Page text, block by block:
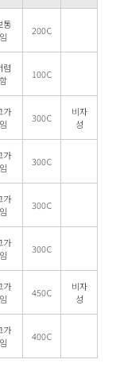
통
임
200C
렴
함
100C
가
임
300C
비자
성
가
임
300C
가
임
300C
가
임
300C
가
임
450C
비자
성
가
임
400C